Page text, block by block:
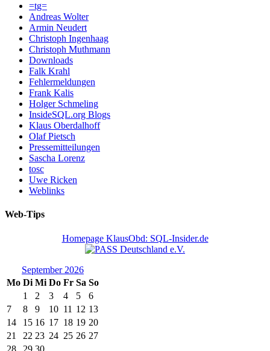
=tg=
Andreas Wolter
Armin Neudert
Christoph Ingenhaag
Christoph Muthmann
Downloads
Falk Krahl
Fehlermeldungen
Frank Kalis
Holger Schmeling
InsideSQL.org Blogs
Klaus Oberdalhoff
Olaf Pietsch
Pressemitteilungen
Sascha Lorenz
tosc
Uwe Ricken
Weblinks
Web-Tips
Homepage KlausObd: SQL-Insider.de
September 2026
Mo Di Mi Do Fr Sa So
1
2 3 4 5
6
7
8 9 10 11 12 13
14
15 16 17 18 19 20
21
22 23 24 25 26 27
28
29 30